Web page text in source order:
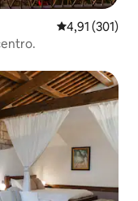
Calificación
4,91 (301)